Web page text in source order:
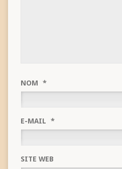
NOM *
E-MAIL *
SITE WEB